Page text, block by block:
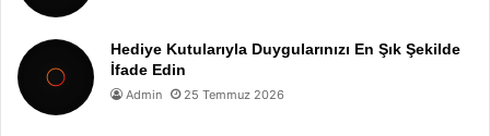
Hediye Kutularıyla Duygularınızı En Şık Şekilde
İfade Edin
Admin 25 Temmuz 2026